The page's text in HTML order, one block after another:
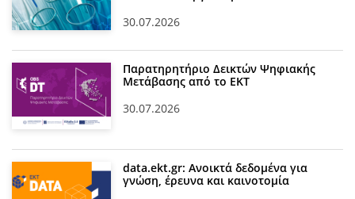
30.07.2026
Παρατηρητήριο Δεικτών Ψηφιακής
Μετάβασης από το ΕΚΤ
30.07.2026
data.ekt.gr: Ανοικτά δεδομένα για
γνώση, έρευνα και καινοτομία